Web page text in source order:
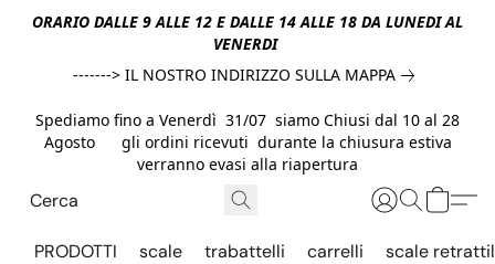
ORARIO DALLE 9 ALLE 12 E DALLE 14 ALLE 18 DA LUNEDI AL
VENERDI
-------> IL NOSTRO INDIRIZZO SULLA MAPPA
Spediamo fino a Venerdì 31/07 siamo Chiusi dal 10 al 28
Agosto gli ordini ricevuti durante la chiusura estiva
verranno evasi alla riapertura
PRODOTTI scale trabattelli carrelli scale